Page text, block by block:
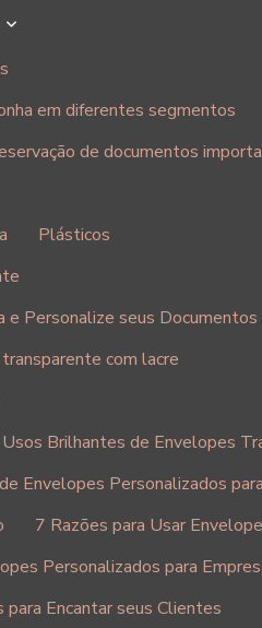
em diferentes segmentos
de documentos
Plásticos
e Personalize seus Documentos
com lacre
Brilhantes de Envelopes
Envelopes Personalizados
7 Razões para Usar
Personalizados para
Encantar seus Clientes